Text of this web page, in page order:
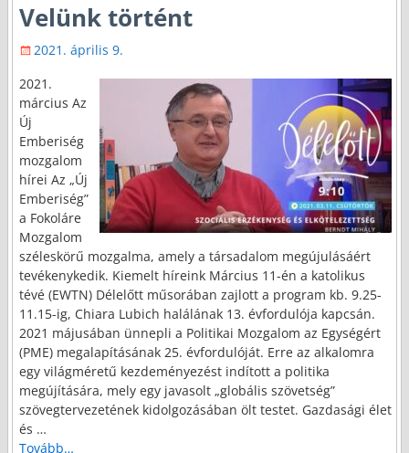
Velünk történt
2021. április 9.
2021.
március Az
Új
Emberiség
mozgalom
hírei Az „Új
Emberiség”
a Fokoláre
Mozgalom
széleskörű mozgalma, amely a társadalom megújulásáért
tevékenykedik. Kiemelt híreink Március 11-én a katolikus
tévé (EWTN) Délelőtt műsorában zajlott a program kb. 9.25-
11.15-ig, Chiara Lubich halálának 13. évfordulója kapcsán.
2021 májusában ünnepli a Politikai Mozgalom az Egységért
(PME) megalapításának 25. évfordulóját. Erre az alkalomra
egy világméretű kezdeményezést indított a politika
megújítására, mely egy javasolt „globális szövetség”
szövegtervezetének kidolgozásában ölt testet. Gazdasági élet
és …
Tovább…